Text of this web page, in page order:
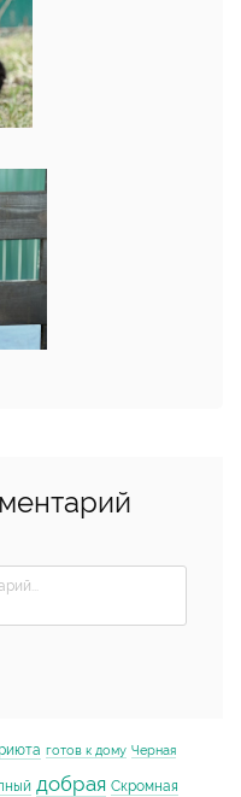
готов к дому Черная
добрая Скромная